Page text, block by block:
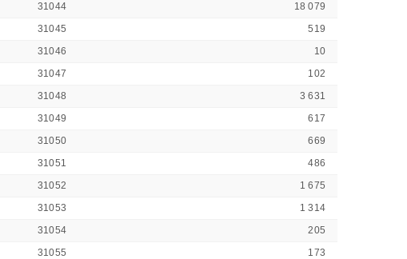
31044
18 079
31045
519
31046
10
31047
102
31048
3 631
31049
617
31050
669
31051
486
31052
1 675
31053
1 314
31054
205
31055
173